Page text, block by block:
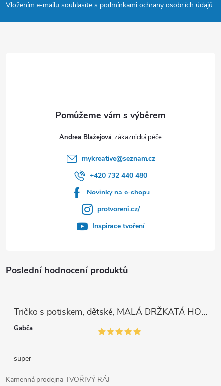
t
Vložením e-mailu souhlasíte s podmínkami ochrany osobních údajů
Poslední hodnocení produktů
Tričko s potiskem, dětské, MALÁ DRŽKATÁ HOLKA, 1 ks
Gabča
super
Kamenná prodejna TVOŘIVÝ RÁJ
Andrea Blažejová
mykreative@seznam.cz
+420 732 440 480
Novinky na e-shopu
protvoreni.cz/
Inspirace tvoření